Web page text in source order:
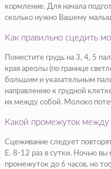
кормление. Для начала
сколько нужно Вашему
Как правильно сцедить
Поместите грудь на 3, 4, 5
края ареолы (по границе
большим и указательным
направлению к грудной
их между собой. Молоко
Какой промежуток между
Сцеживание следует
Е. 8-12 раз в сутки. Ночью
промежуток до 6 часов, но